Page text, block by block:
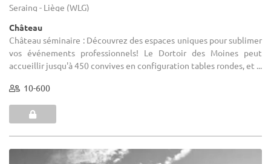
Seraing - Liège (WLG)
Château
Château séminaire : Découvrez des espaces uniques pour sublimer
vos événements professionnels! Le Dortoir des Moines peut
accueillir jusqu'à 450 convives en configuration tables rondes, et ...
10-600